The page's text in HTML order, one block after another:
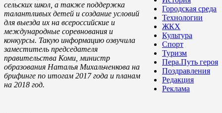
Городская среда
Технологии
ЖКХ
Культура
Спорт
Туризм
Пера.Путь героя
Поздравления
Редакция
Реклама
сельских школ, а также поддержка
талантливых детей и создание условий
для выезда их на всероссийские и
международные соревнования и
конкурсы. Такую информацию озвучила
заместитель председателя
правительства Коми, министр
образования Наталья Михальченкова на
брифинге по итогам 2017 года и планам
на 2018 год.